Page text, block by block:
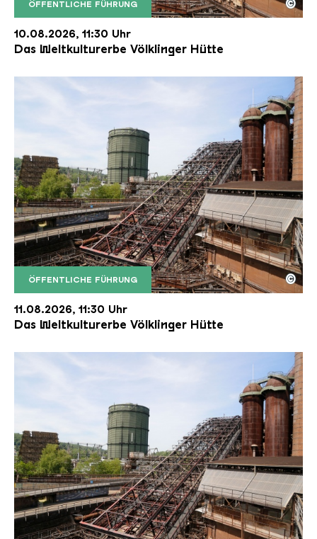
ÖFFENTLICHE FÜHRUNG
Der Erzschrägaufzug der Völklinger Hütte mit
Copyright: Weltkulturerbe Völklinger Hütte | Karl
©
10.08.2026, 11:30 Uhr
Das Weltkulturerbe Völklinger Hütte
ÖFFENTLICHE FÜHRUNG
Der Erzschrägaufzug der Völklinger Hütte mit
Copyright: Weltkulturerbe Völklinger Hütte | Karl
©
11.08.2026, 11:30 Uhr
Das Weltkulturerbe Völklinger Hütte